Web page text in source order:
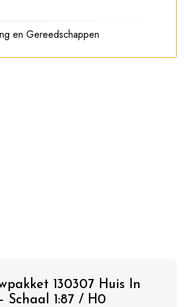
130307 Huis In
Schaal 1:87 / H0
en Gereedschappen